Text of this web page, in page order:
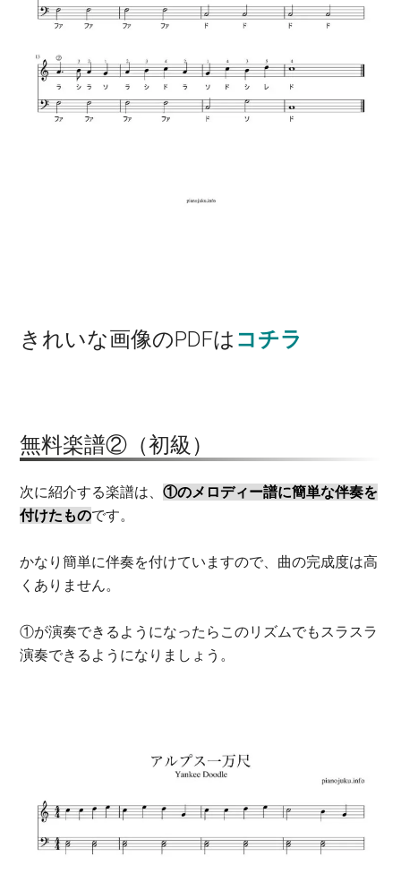
きれいな画像のPDFは コチラ
無料楽譜②（初級）
次に紹介する楽譜は、①のメロディー譜に簡単な伴奏を
付けたものです。
かなり簡単に伴奏を付けていますので、曲の完成度は高
くありません。
①が演奏できるようになったらこのリズムでもスラスラ
演奏できるようになりましょう。